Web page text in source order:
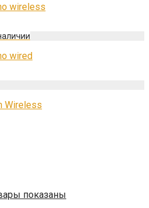
wireless
wired
Wireless
показаны